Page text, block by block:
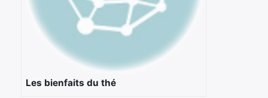
Les bienfaits du thé